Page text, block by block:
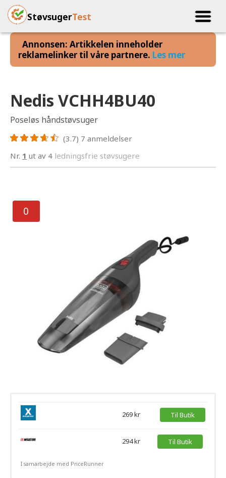
StøvsugerTest
Annonsen: Artikkelen inneholder
reklamelinker til våre partnere. Les mer
Nedis VCHH4BU40
Poseløs håndstøvsuger
(3.7) 7 anmeldelser
Nr. 1 ut av 4 ledningsfrie støvsugere
0
269 kr Til Butik
294 kr Til Butik
I samarbejde med PriceRunner